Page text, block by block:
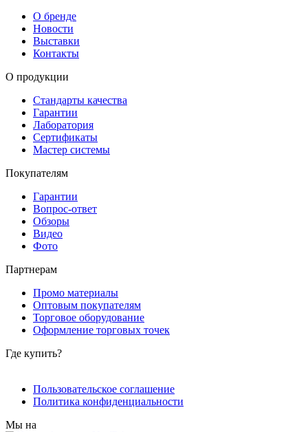
О бренде
Новости
Выставки
Контакты
О продукции
Стандарты качества
Гарантии
Лаборатория
Сертификаты
Мастер системы
Покупателям
Гарантии
Вопрос-ответ
Обзоры
Видео
Фото
Партнерам
Промо материалы
Оптовым покупателям
Торговое оборудование
Оформление торговых точек
Где купить?
Пользовательское соглашение
Политика конфиденциальности
Мы на